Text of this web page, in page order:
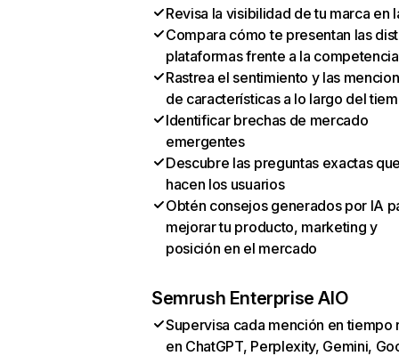
Revisa la visibilidad de tu marca en
Compara cómo te presentan las
plataformas frente a la competencia
Rastrea el sentimiento y las
de características a lo largo del
Identificar brechas de mercado
emergentes
Descubre las preguntas exactas
hacen los usuarios
Obtén consejos generados por IA
mejorar tu producto, marketing y
posición en el mercado
Semrush Enterprise AIO
Supervisa cada mención en tiempo
en ChatGPT, Perplexity, Gemini,